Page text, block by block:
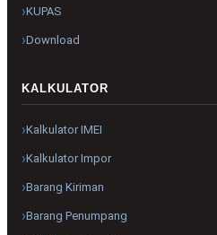
KUPAS
Download
KALKULATOR
Kalkulator IMEI
Kalkulator Impor
Barang Kiriman
Barang Penumpang